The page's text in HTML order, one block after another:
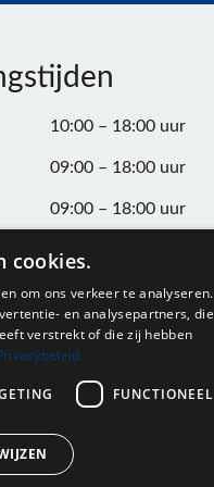
10:00 – 18:00 uur
09:00 – 18:00 uur
09:00 – 18:00 uur
09:00 – 20:00 uur
09:00 – 18:00 uur
09:00 – 17:00 uur
cookies.
om ons verkeer te analyseren.
en analysepartners, die
verstrekt of die zij hebben
FUNCTIONEEL